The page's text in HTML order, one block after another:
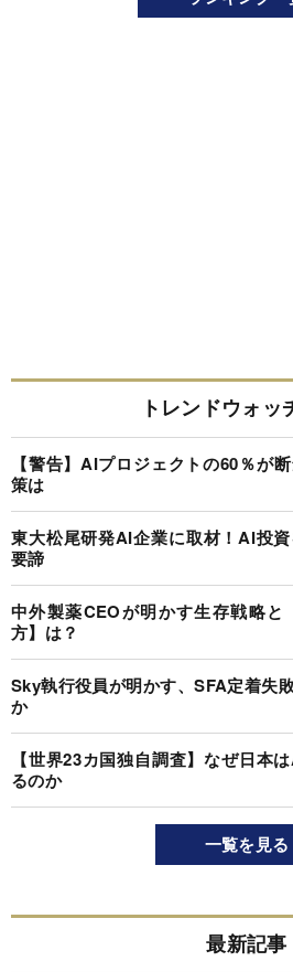
トレンドウォッ
【警告】AIプロジェクトの60％が
策は
東大松尾研発AI企業に取材！AI投
要諦
中外製薬CEOが明かす生存戦略と
方】は？
Sky執行役員が明かす、SFA定着失
か
【世界23カ国独自調査】なぜ日本
るのか
一覧を見る
最新記事